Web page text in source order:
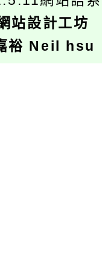
站設計工坊
裕 Neil hsu